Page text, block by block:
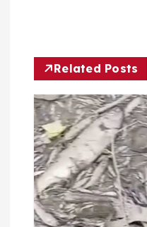
a
o
b
Related Posts